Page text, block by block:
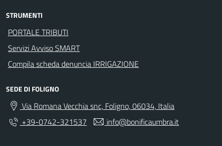
STRUMENTI
PORTALE TRIBUTI
Servizi Avviso SMART
Compila scheda denuncia IRRIGAZIONE
SEDE DI FOLIGNO
Via Romana Vecchia snc, Foligno, 06034, Italia
+39-0742-321537
info@bonificaumbra.it